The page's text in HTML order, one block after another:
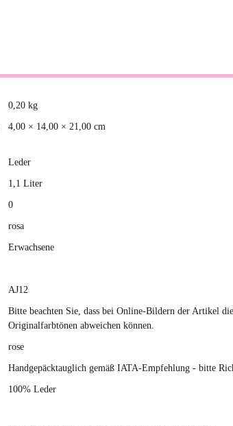
0,20 kg
4,00 × 14,00 × 21,00 cm
Leder
1,1 Liter
0
rosa
Erwachsene
AJ12
Bitte beachten Sie, dass bei Online-Bildern der Artikel
Originalfarbtönen abweichen können.
rose
Handgepäcktauglich gemäß IATA-Empfehlung - bitte
100% Leder